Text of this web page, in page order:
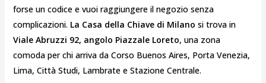
forse un codice e vuoi raggiungere il negozio senza
complicazioni. La Casa della Chiave di Milano si trova in
Viale Abruzzi 92, angolo Piazzale Loreto, una zona
comoda per chi arriva da Corso Buenos Aires, Porta Venezia,
Lima, Città Studi, Lambrate e Stazione Centrale.